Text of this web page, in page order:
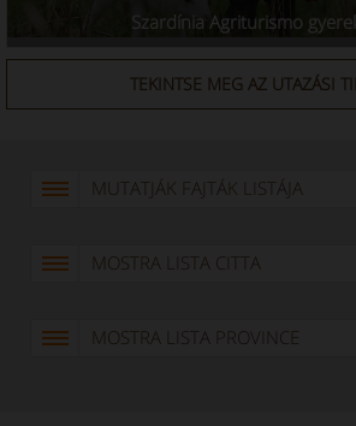
Szardínia Agriturismo
TEKINTSE MEG AZ UTAZÁSI
MUTATJÁK FAJTÁK LISTÁJA
MOSTRA LISTA CITTA
MOSTRA LISTA PROVINCE